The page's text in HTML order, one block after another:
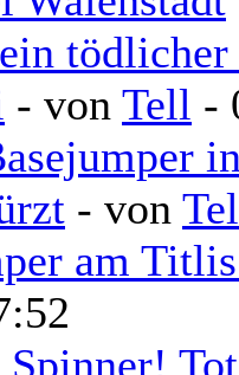
- von Tell -
- von
am